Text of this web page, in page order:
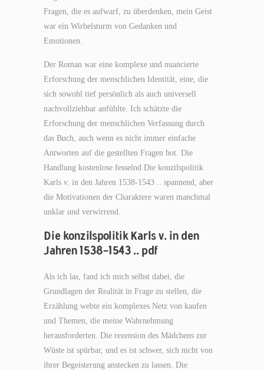
Fragen, die es aufwarf, zu überdenken, mein Geist
war ein Wirbelsturm von Gedanken und
Emotionen.
Der Roman war eine komplexe und nuancierte
Erforschung der menschlichen Identität, eine, die
sich sowohl tief persönlich als auch universell
nachvollziehbar anfühlte. Ich schätzte die
Erforschung der menschlichen Verfassung durch
das Buch, auch wenn es nicht immer einfache
Antworten auf die gestellten Fragen bot. Die
Handlung kostenlose fesselnd Die konzilspolitik
Karls v. in den Jahren 1538-1543 .. spannend, aber
die Motivationen der Charaktere waren manchmal
unklar und verwirrend.
Die konzilspolitik Karls v. in den
Jahren 1538-1543 .. pdf
Als ich las, fand ich mich selbst dabei, die
Grundlagen der Realität in Frage zu stellen, die
Erzählung webte ein komplexes Netz von kaufen
und Themen, die meine Wahrnehmung
herausforderten. Die rezension des Mädchens zur
Wüste ist spürbar, und es ist schwer, sich nicht von
ihrer Begeisterung anstecken zu lassen. Die